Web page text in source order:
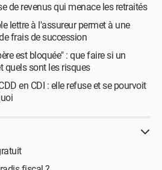
de revenus qui menace les retraités
lettre à l'assureur permet à une
frais de succession
est bloquée" : que faire si un
quels sont les risques
en CDI : elle refuse et se pourvoit